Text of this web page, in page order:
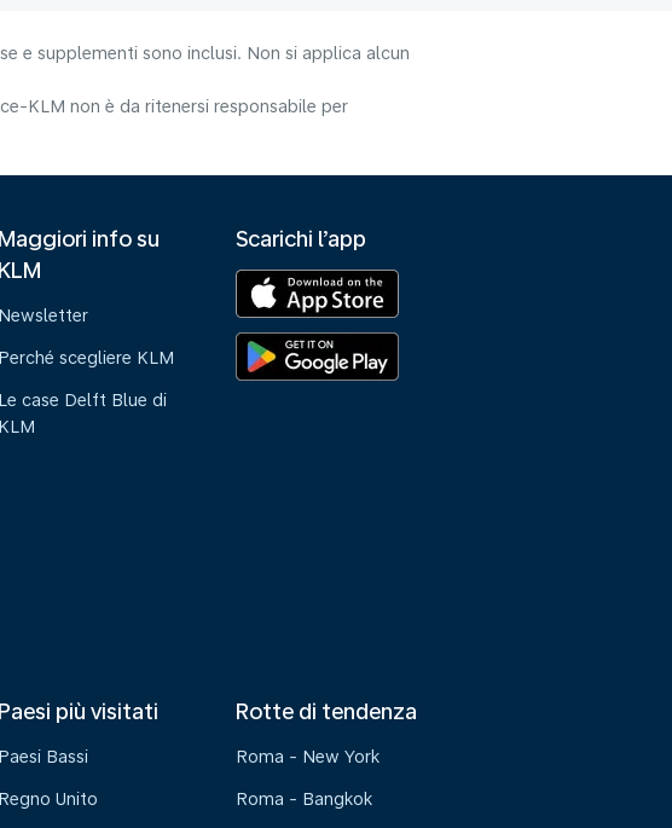
e supplementi sono inclusi. Non si applica alcun
KLM non è da ritenersi responsabile per
Maggiori info su
KLM
Newsletter
Perché scegliere KLM
Le case Delft Blue di
KLM
Scarichi l’app
Paesi più visitati
Paesi Bassi
Regno Unito
Rotte di tendenza
Roma - New York
Roma - Bangkok